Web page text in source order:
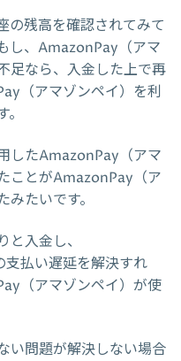
の残高を確認されてみて
し、AmazonPay（アマ
足なら、入金した上で再
（アマゾンペイ）を利
したAmazonPay（アマ
ことがAmazonPay（ア
たいです。
入金し、
払い遅延を解決すれ
（アマゾンペイ）が使
い問題が解決しない場合